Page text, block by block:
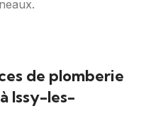
de plomberie
Issy-les-